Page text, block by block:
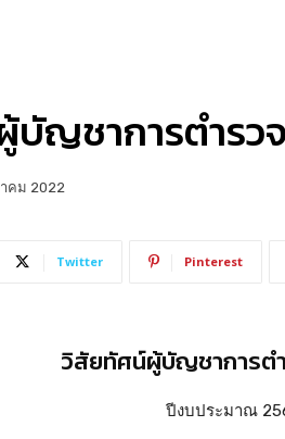
ญชาการตำรว
คม 2022
Twitter Pinterest
วิสัยทัศน์ผู้บัญชาการต
ปีงบประมาณ